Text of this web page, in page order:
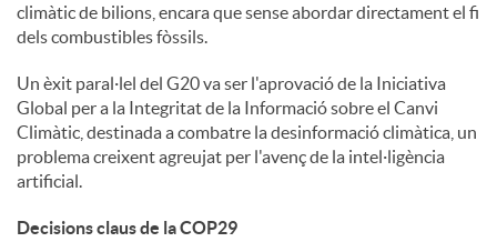
climàtic de bilions, encara que sense abordar directament el fi
dels combustibles fòssils.
Un èxit paral·lel del G20 va ser l'aprovació de la Iniciativa
Global per a la Integritat de la Informació sobre el Canvi
Climàtic, destinada a combatre la desinformació climàtica, un
problema creixent agreujat per l'avenç de la intel·ligència
artificial.
Decisions claus de la COP29